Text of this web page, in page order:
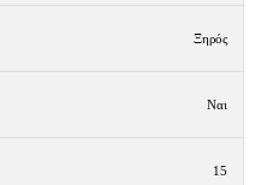
Ξηρός
Ναι
15